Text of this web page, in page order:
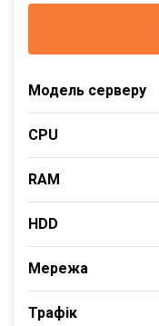
Модель серверу
CPU
RAM
HDD
Мережа
Трафік